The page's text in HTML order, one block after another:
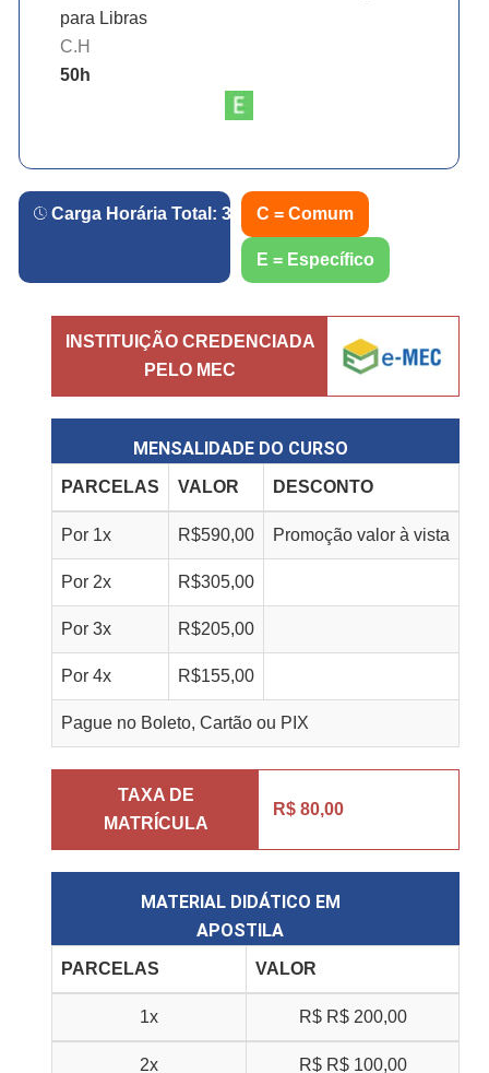
para Libras
C.H
50h
Carga Horária Total: 360 h.
C = Comum
E = Específico
INSTITUIÇÃO CREDENCIADA
PELO MEC
MENSALIDADE DO CURSO
PARCELAS VALOR DESCONTO
Por 1x R$590,00 Promoção valor à vista
Por 2x R$305,00
Por 3x R$205,00
Por 4x R$155,00
Pague no Boleto, Cartão ou PIX
TAXA DE
MATRÍCULA
R$ 80,00
MATERIAL DIDÁTICO EM
APOSTILA
PARCELAS VALOR
1x R$ R$ 200,00
2x R$ R$ 100,00